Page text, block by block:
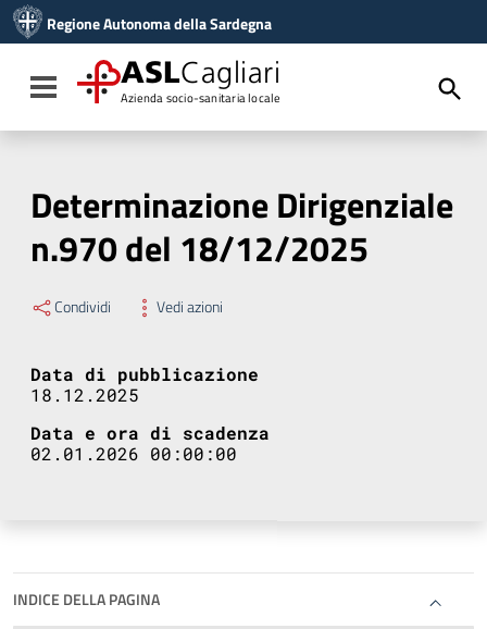
Vai al menu di navigazione
Vai al footer
Regione Autonoma della Sardegna
Toggle navigation
ASLCagliari
Azienda socio-sanitaria locale
Determinazione Dirigenziale
n.970 del 18/12/2025
Condividi Vedi azioni
Data di pubblicazione
18.12.2025
Data e ora di scadenza
02.01.2026 00:00:00
INDICE DELLA PAGINA